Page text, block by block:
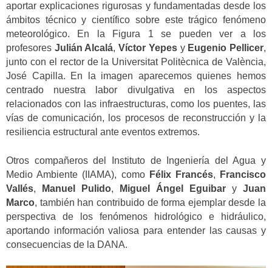
aportar explicaciones rigurosas y fundamentadas desde los
ámbitos técnico y científico sobre este trágico fenómeno
meteorológico. En la Figura 1 se pueden ver a los
profesores Julián Alcalá,Víctor Yepesy Eugenio Pellicer,
junto con el rector de la Universitat Politècnica de València,
José Capilla. En la imagen aparecemos quienes hemos
centrado nuestra labor divulgativa en los aspectos
relacionados con las infraestructuras, como los puentes, las
vías de comunicación, los procesos de reconstrucción y la
resiliencia estructural ante eventos extremos.
Otros compañeros del Instituto de Ingeniería del Agua y
Medio Ambiente (IIAMA), como Félix Francés,
Francisco
Vallés, Manuel Pulido, Miguel Ángel Eguibar y Juan
Marco, también han contribuido de forma ejemplar desde la
perspectiva de los fenómenos hidrológico e hidráulico,
aportando información valiosa para entender las causas y
consecuencias de la DANA.